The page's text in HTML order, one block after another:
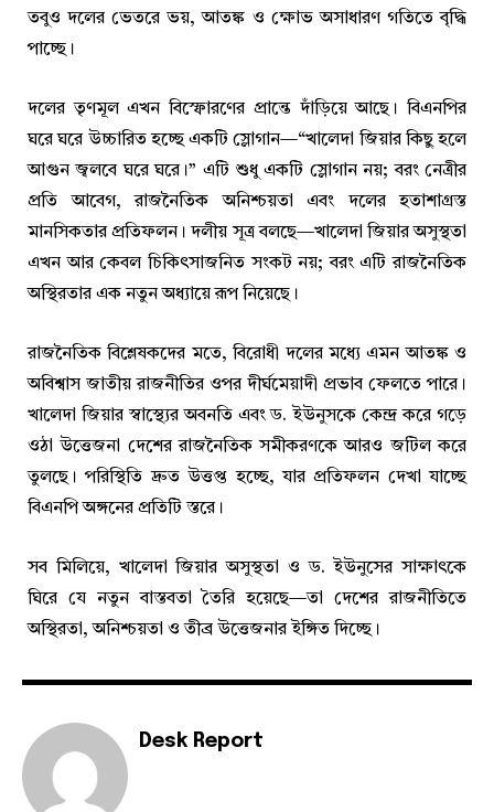
তবুও দলের ভেতরে ভয়, আতঙ্ক ও ক্ষোভ অসাধারণ গতিতে বৃদ্ধি
পাচ্ছে।
দলের তৃণমূল এখন বিস্ফোরণের প্রান্তে দাঁড়িয়ে আছে। বিএনপির
ঘরে ঘরে উচ্চারিত হচ্ছে একটি স্লোগান—“খালেদা জিয়ার কিছু হলে
আগুন জ্বলবে ঘরে ঘরে।” এটি শুধু একটি স্লোগান নয়; বরং নেত্রীর
প্রতি আবেগ, রাজনৈতিক অনিশ্চয়তা এবং দলের হতাশাগ্রস্ত
মানসিকতার প্রতিফলন। দলীয় সূত্র বলছে—খালেদা জিয়ার অসুস্থতা
এখন আর কেবল চিকিৎসাজনিত সংকট নয়; বরং এটি রাজনৈতিক
অস্থিরতার এক নতুন অধ্যায়ে রূপ নিয়েছে।
রাজনৈতিক বিশ্লেষকদের মতে, বিরোধী দলের মধ্যে এমন আতঙ্ক ও
অবিশ্বাস জাতীয় রাজনীতির ওপর দীর্ঘমেয়াদী প্রভাব ফেলতে পারে।
খালেদা জিয়ার স্বাস্থ্যের অবনতি এবং ড. ইউনুসকে কেন্দ্র করে গড়ে
ওঠা উত্তেজনা দেশের রাজনৈতিক সমীকরণকে আরও জটিল করে
তুলছে। পরিস্থিতি দ্রুত উত্তপ্ত হচ্ছে, যার প্রতিফলন দেখা যাচ্ছে
বিএনপি অঙ্গনের প্রতিটি স্তরে।
সব মিলিয়ে, খালেদা জিয়ার অসুস্থতা ও ড. ইউনুসের সাক্ষাৎকে
ঘিরে যে নতুন বাস্তবতা তৈরি হয়েছে—তা দেশের রাজনীতিতে
অস্থিরতা, অনিশ্চয়তা ও তীব্র উত্তেজনার ইঙ্গিত দিচ্ছে।
Desk Report